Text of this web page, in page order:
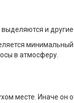
и
в атмосферу.
месте. Иначе он